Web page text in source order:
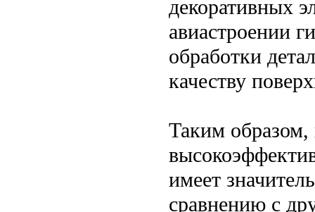
декоративных
авиастроении
обработки
качеству
Таким образом,
имеет
сравнению с